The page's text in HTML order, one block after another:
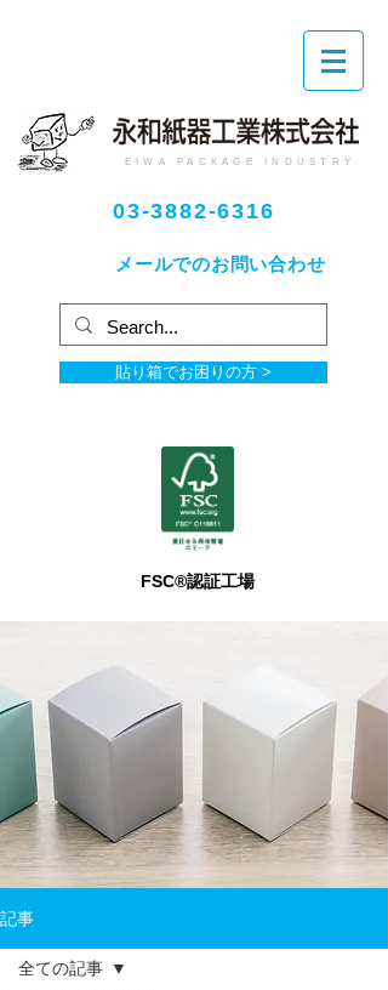
EIWA PACKAGE INDUSTRY
03-3882-6316
メールでのお問い合わせ
貼り箱でお困りの方 >
FSC®認証工場
記事
全ての記事